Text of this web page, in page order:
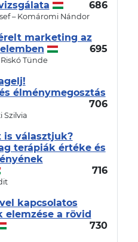
686
– Komáromi Nándor
marketing az
695
Tünde
élménymegosztás
706
Szilvia
is választjuk?
terápiák értéke és
716
kapcsolatos
elemzése a rövid
730